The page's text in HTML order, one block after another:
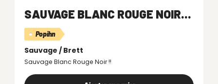
SAUVAGE BLANC ROUGE NOIR...
Popihn
Sauvage / Brett
Sauvage Blanc Rouge Noir !!